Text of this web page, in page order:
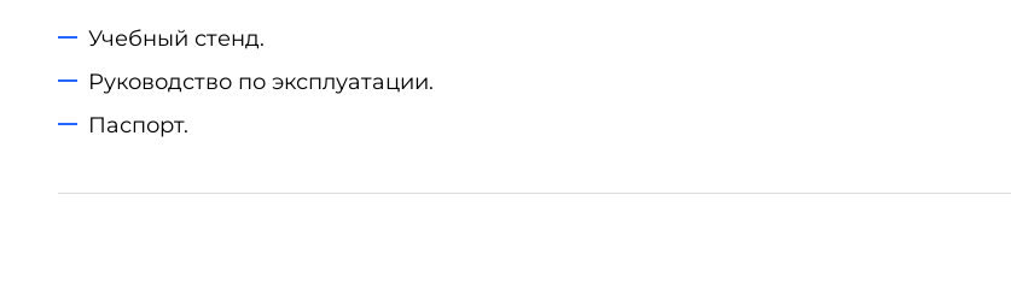
Учебный стенд.
Руководство по эксплуатации.
Паспорт.